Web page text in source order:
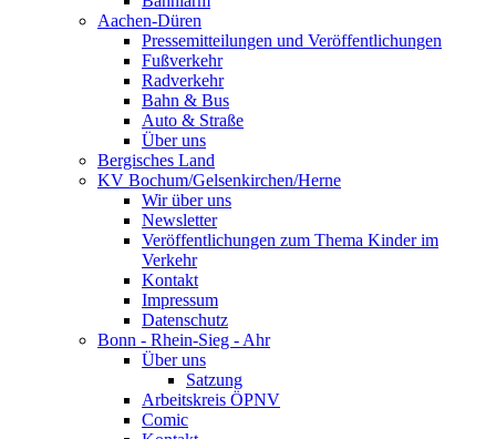
Aachen-Düren
Pressemitteilungen und Veröffentlichungen
Fußverkehr
Radverkehr
Bahn & Bus
Auto & Straße
Über uns
Bergisches Land
KV Bochum/Gelsenkirchen/Herne
Wir über uns
Newsletter
Veröffentlichungen zum Thema Kinder im
Verkehr
Kontakt
Impressum
Datenschutz
Bonn - Rhein-Sieg - Ahr
Über uns
Satzung
Arbeitskreis ÖPNV
Comic